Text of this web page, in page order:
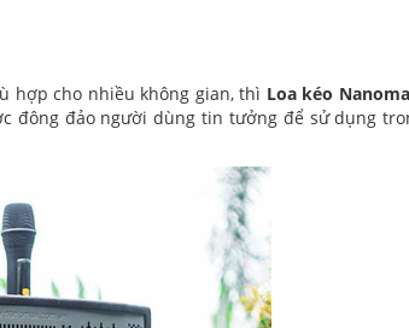
hợp cho nhiều không gian, thì Loa kéo
đông đảo người dùng tin tưởng để sử dụng